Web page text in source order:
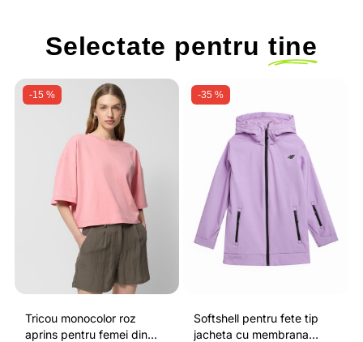
Selectate pentru tine
-15 %
Tricou monocolor roz
aprins pentru femei din
-35 %
Softshell pentru fete tip
jacheta cu membrana